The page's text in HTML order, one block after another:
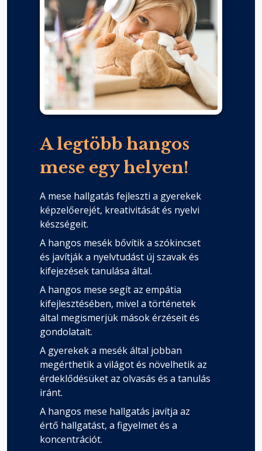
A legtöbb hangos
mese egy helyen!
A mese hallgatás fejleszti a gyerekek
képzelőerejét, kreativitását és nyelvi
készségeit.
A hangos mesék bővítik a szókincset
és javítják a nyelvtudást új szavak és
kifejezések tanulása által.
A hangos mese segít az empátia
kifejlesztésében, mivel a történetek
által megismerjük mások érzéseit és
gondolatait.
A gyerekek a mesék által jobban
megérthetik a világot és növelhetik az
érdeklődésüket az olvasás és a tanulás
iránt.
A hangos mese hallgatás javítja az
értő hallgatást, a figyelmet és a
koncentrációt.